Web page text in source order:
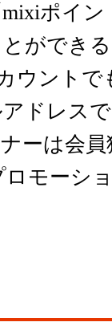
ポイン
ができ
ウント
ドレス
ーは会
モーシ